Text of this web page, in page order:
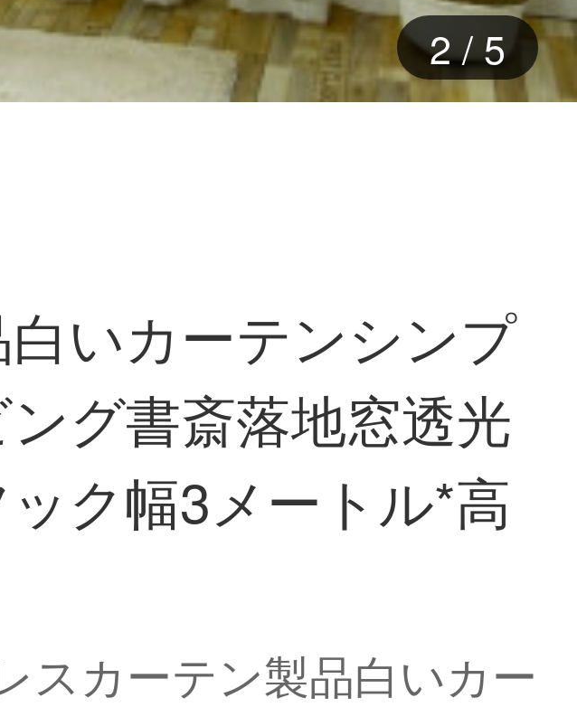
2/5
いカーテンシンプ
グ書斎落地窓透光
ク幅3メートル*高
スカーテン製品白いカー